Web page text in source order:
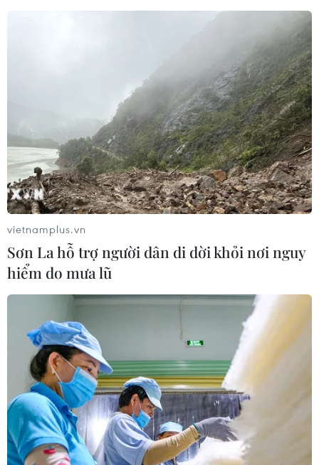
TIN CÙNG CHUYÊN MỤC
Đồng USD trước bước ngoặt do đồng
yen mạnh lên và số liệu việc làm Mỹ
06/08/2026 05:14
Lãi suất ngân hàng ngày 6/8: Kỳ hạn
3 tháng đang được mức lãi suất tối đa
vietnamplus.vn
Sơn La hỗ trợ người dân di dời khỏi nơi nguy
hiểm do mưa lũ